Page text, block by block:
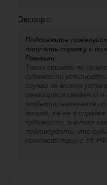
Эксперт:
Подскажите
получить справку о
Рамазан
Таких справок не
судимости
случае их можно
имеющихся сведений
отбытии наказания по
вопрос, он не в
судимости, а в том
подтвердить, что
соответствии с УК РФ.